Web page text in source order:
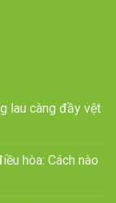
lau càng đầy vệt
hòa: Cách nào